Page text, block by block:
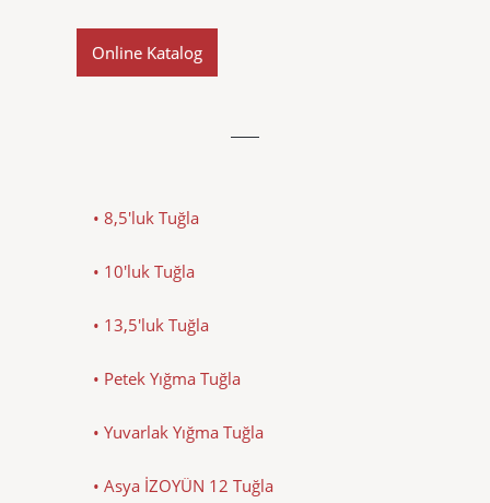
Online Katalog
• 8,5'luk Tuğla
• 10'luk Tuğla
• 13,5'luk Tuğla
• Petek Yığma Tuğla
• Yuvarlak Yığma Tuğla
• Asya İZOYÜN 12 Tuğla